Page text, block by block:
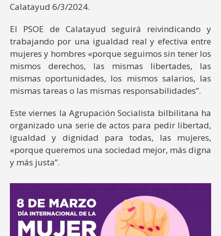
Calatayud 6/3/2024.
El PSOE de Calatayud seguirá reivindicando y
trabajando por una igualdad real y efectiva entre
mujeres y hombres «porque seguimos sin tener los
mismos derechos, las mismas libertades, las
mismas oportunidades, los mismos salarios, las
mismas tareas o las mismas responsabilidades”.
Este viernes la Agrupación Socialista bilbilitana ha
organizado una serie de actos para pedir libertad,
igualdad y dignidad para todas, las mujeres,
«porque queremos una sociedad mejor, más digna
y más justa”.